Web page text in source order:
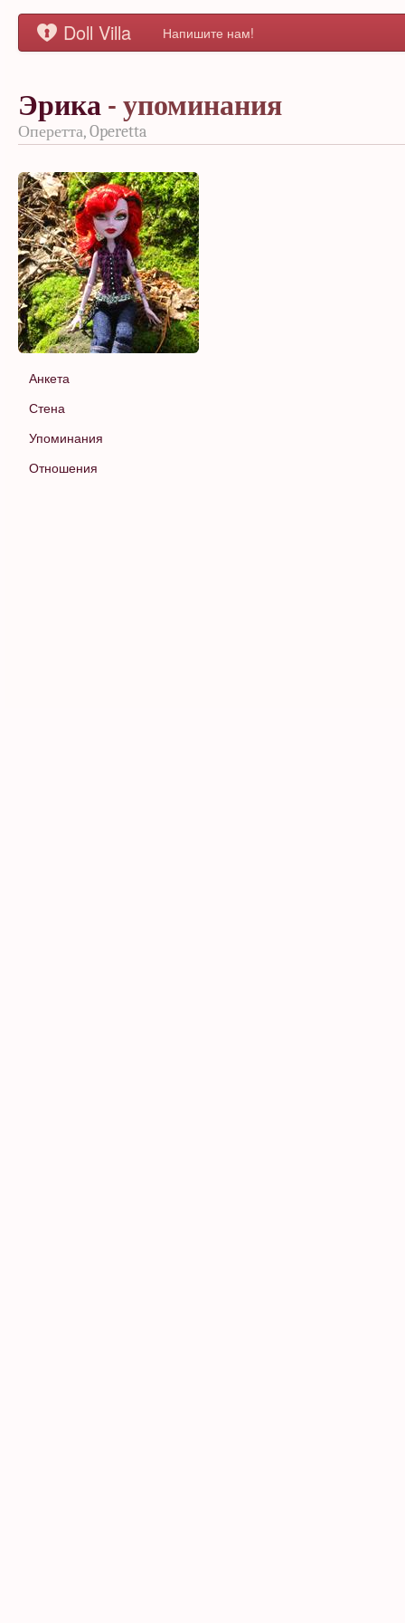
Doll Villa Напишите нам!
Эрика - упоминания
Оперетта, Operetta
Анкета
Стена
Упоминания
Отношения